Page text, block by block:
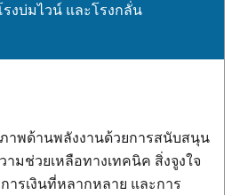
รงบ่มไวน์ และโรงกลั่น
าพด้านพลังงานด้วยการสนับสนุน
มช่วยเหลือทางเทคนิค สิ่งจูงใจ
ารเงินที่หลากหลาย และการ